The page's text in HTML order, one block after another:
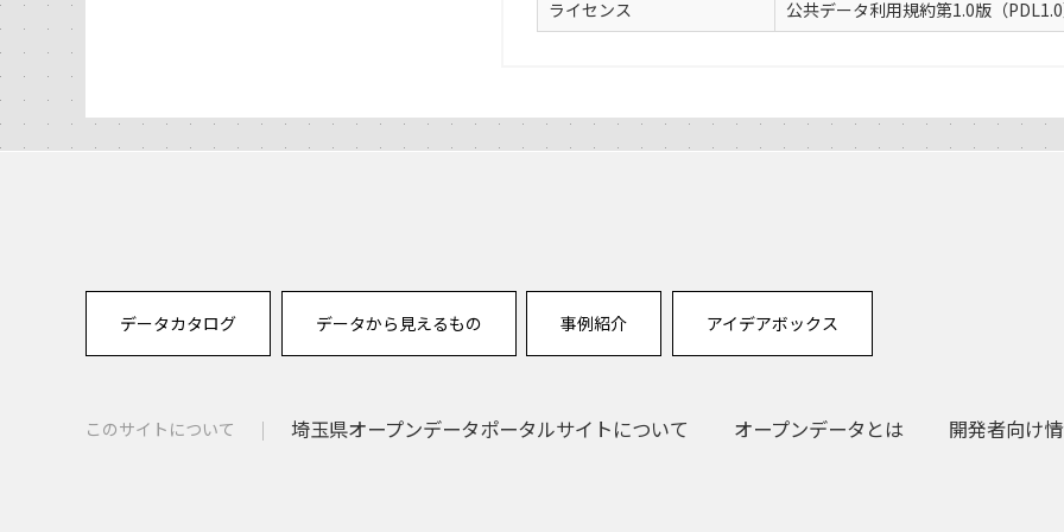
ライセンス 公共データ利用規約第1.0版（
データカタログ データから見えるもの 事例紹介 アイデアボックス
このサイトについて 埼玉県オープンデータポータルサイトについて オープンデータとは 開発者向け